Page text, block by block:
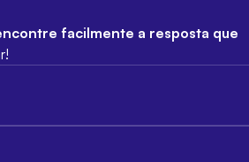
facilmente a resposta que
que fiquem no colo do responsável.